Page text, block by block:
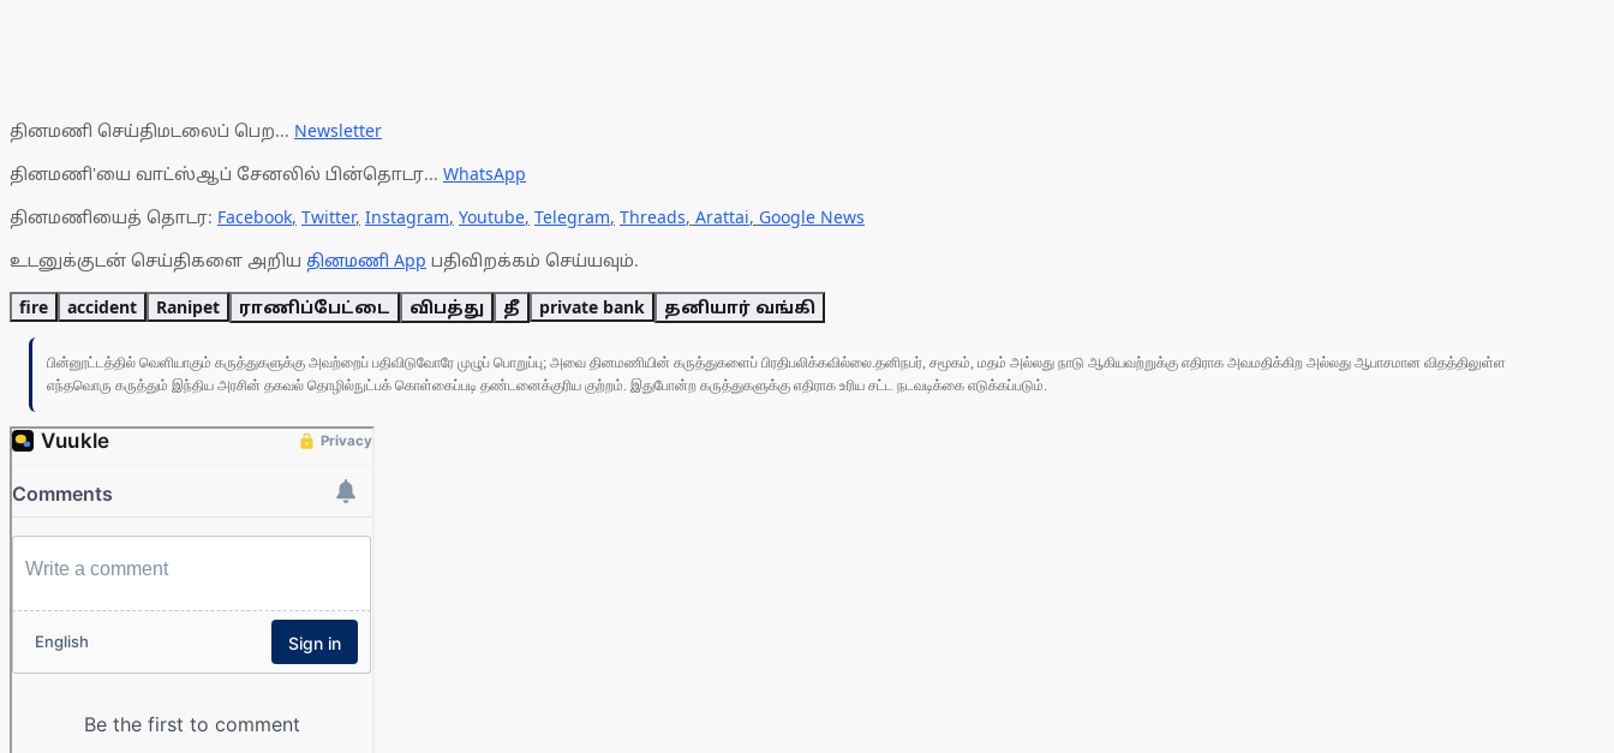
தினமணி செய்திமடலைப் பெற... Newsletter
தினமணி'யை வாட்ஸ்ஆப் சேனலில் பின்தொடர... WhatsApp
தினமணியைத் தொடர: Facebook, Twitter, Instagram, Youtube, Telegram, Threads, Arattai, Google News
உடனுக்குடன் செய்திகளை அறிய தினமணி App பதிவிறக்கம் செய்யவும்.
fire accident Ranipet ராணிப்பேட்டை விபத்து தீ private bank தனியார் வங்கி
பின்னூட்டத்தில் வெளியாகும் கருத்துகளுக்கு அவற்றைப் பதிவிடுவோரே முழுப் பொறுப்பு; அவை தினமணியின் கருத்துகளைப் பிரதிபலிக்கவில்லை.தனிநபர், சமூகம், மதம் அல்லது நாடு ஆகியவற்றுக்கு எதிராக அவமதிக்கிற அல்லது ஆபாசமான விதத்திலுள்ள
எந்தவொரு கருத்தும் இந்திய அரசின் தகவல் தொழில்நுட்பக் கொள்கைப்படி தண்டனைக்குரிய குற்றம். இதுபோன்ற கருத்துகளுக்கு எதிராக உரிய சட்ட நடவடிக்கை எடுக்கப்படும்.